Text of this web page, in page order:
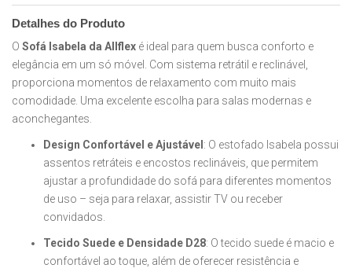
Detalhes do Produto
O Sofá Isabela da Allflex é ideal para quem busca conforto e
elegância em um só móvel. Com sistema retrátil e reclinável,
proporciona momentos de relaxamento com muito mais
comodidade. Uma excelente escolha para salas modernas e
aconchegantes.
Design Confortável e Ajustável : O estofado Isabela possui
assentos retráteis e encostos reclináveis, que permitem
ajustar a profundidade do sofá para diferentes momentos
de uso – seja para relaxar, assistir TV ou receber
convidados.
Tecido Suede e Densidade D28: O tecido suede é macio e
confortável ao toque, além de oferecer resistência e